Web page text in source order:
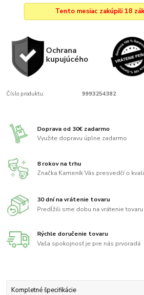
Tento mesiac zakúpili 18
Ochrana
kupujúcého
Číslo produktu: 9993254382
Doprava od 30€ zadarmo
Využite dopravu úplne zadarmo
8 rokov na trhu
Značka Kameník Vás presvedčí o
30 dní na vrátenie tovaru
Predĺžili sme dobu na vrátenie tovaru
Rýchle doručenie tovaru
Vaša spokojnosť je pre nás prvoradá
Kompletné špecifikácie